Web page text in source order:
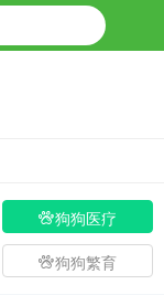
狗狗医疗
狗狗繁育